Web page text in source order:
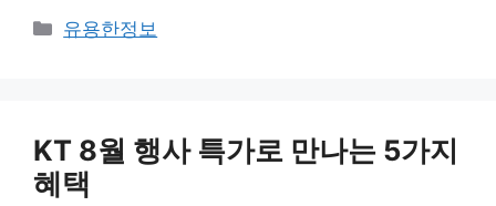
Categories
유용한정보
KT 8월 행사 특가로 만나는 5가지
혜택